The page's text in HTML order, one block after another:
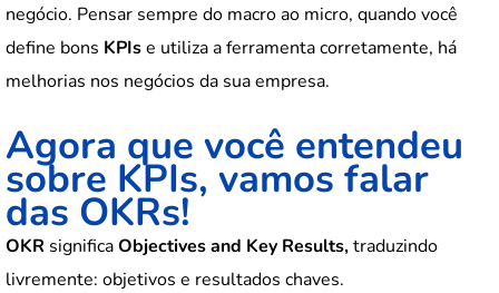
negócio. Pensar sempre do macro ao micro, quando você
define bons KPIse utiliza a ferramenta corretamente, há
melhorias nos negócios da sua empresa.
Agora que você entendeu
sobre KPIs, vamos falar
das OKRs!
OKR significaObjectives and Key Results,traduzindo
livremente: objetivos e resultados chaves.